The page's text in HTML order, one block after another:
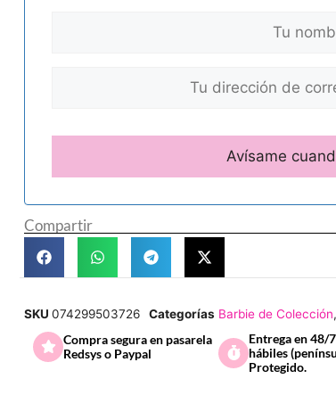
Compartir
SKU 074299503726 Categorías Barbie de Colección,
Compra segura en pasarela
Redsys o Paypal
Entrega en 48/
hábiles
Protegido.